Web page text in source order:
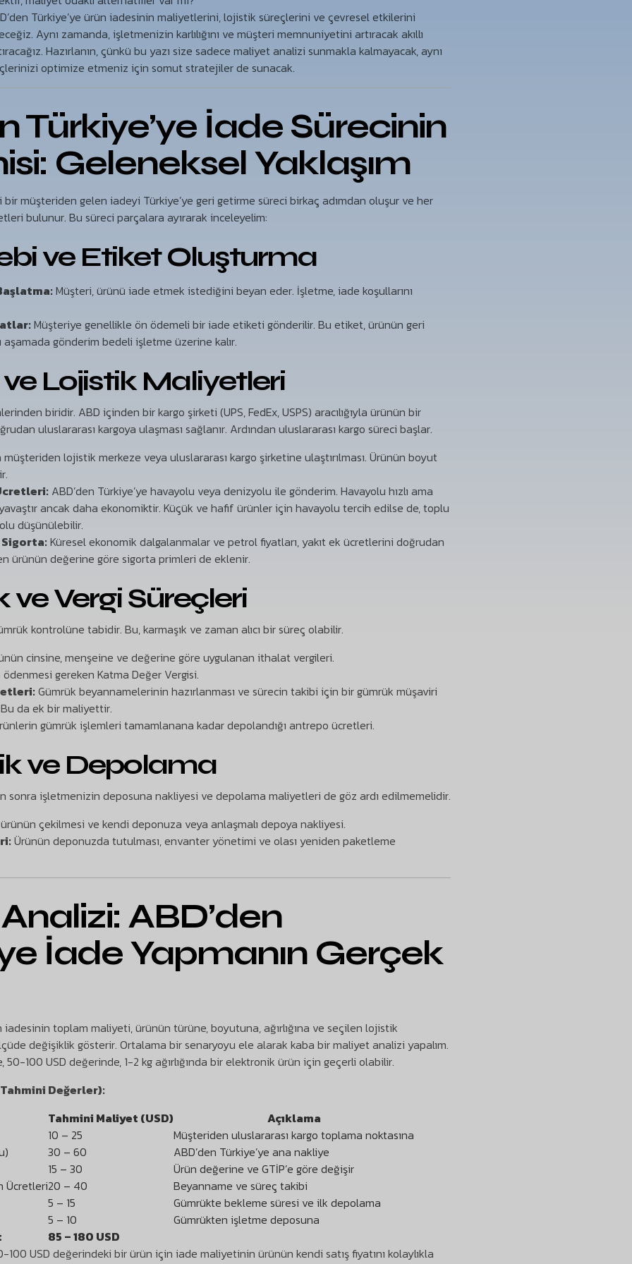
Türkiye’ye ürün iadesinin maliyetlerini, lojistik süreçlerini ve çevresel etkilerini
Aynı zamanda, işletmenizin karlılığını ve müşteri memnuniyetini artıracak akıllı
Hazırlanın, çünkü bu yazı size sadece maliyet analizi sunmakla kalmayacak, aynı
optimize etmeniz için somut stratejiler de sunacak.
Türkiye’ye İade Sürecinin
Geleneksel Yaklaşım
bir müşteriden gelen iadeyi Türkiye’ye geri getirme süreci birkaç adımdan oluşur ve her
bulunur. Bu süreci parçalara ayırarak inceleyelim:
ve Etiket Oluşturma
Müşteri, ürünü iade etmek istediğini beyan eder. İşletme, iade koşullarını
Müşteriye genellikle ön ödemeli bir iade etiketi gönderilir. Bu etiket, ürünün geri
gönderim bedeli işletme üzerine kalır.
Lojistik Maliyetleri
biridir. ABD içinden bir kargo şirketi (UPS, FedEx, USPS) aracılığıyla ürünün bir
uluslararası kargoya ulaşması sağlanır. Ardından uluslararası kargo süreci başlar.
lojistik merkeze veya uluslararası kargo şirketine ulaştırılması. Ürünün boyut
ABD’den Türkiye’ye havayolu veya denizyolu ile gönderim. Havayolu hızlı ama
ancak daha ekonomiktir. Küçük ve hafif ürünler için havayolu tercih edilse de, toplu
düşünülebilir.
Sigorta: Küresel ekonomik dalgalanmalar ve petrol fiyatları, yakıt ek ücretlerini doğrudan
ürünün değerine göre sigorta primleri de eklenir.
ve Vergi Süreçleri
kontrolüne tabidir. Bu, karmaşık ve zaman alıcı bir süreç olabilir.
cinsine, menşeine ve değerine göre uygulanan ithalat vergileri.
gereken Katma Değer Vergisi.
Gümrük beyannamelerinin hazırlanması ve sürecin takibi için bir gümrük müşaviri
da ek bir maliyettir.
gümrük işlemleri tamamlanana kadar depolandığı antrepo ücretleri.
ve Depolama
sonra işletmenizin deposuna nakliyesi ve depolama maliyetleri de göz ardı edilmemelidir.
çekilmesi ve kendi deponuza veya anlaşmalı depoya nakliyesi.
Ürünün deponuzda tutulması, envanter yönetimi ve olası yeniden paketleme
ABD’den
İade Yapmanın Gerçek
iadesinin toplam maliyeti, ürünün türüne, boyutuna, ağırlığına ve seçilen lojistik
değişiklik gösterir. Ortalama bir senaryoyu ele alarak kaba bir maliyet analizi yapalım.
100 USD değerinde, 1-2 kg ağırlığında bir elektronik ürün için geçerli olabilir.
Değerler):
Tahmini Maliyet (USD)
Açıklama
10 – 25
Müşteriden uluslararası kargo toplama noktasına
30 – 60
ABD’den Türkiye’ye ana nakliye
15 – 30
Ürün değerine ve GTİP’e göre değişir
Ücretleri20 – 40
Beyanname ve süreç takibi
5 – 15
Gümrükte bekleme süresi ve ilk depolama
5 – 10
Gümrükten işletme deposuna
85 – 180 USD
100 USD değerindeki bir ürün için iade maliyetinin ürünün kendi satış fiyatını kolaylıkla